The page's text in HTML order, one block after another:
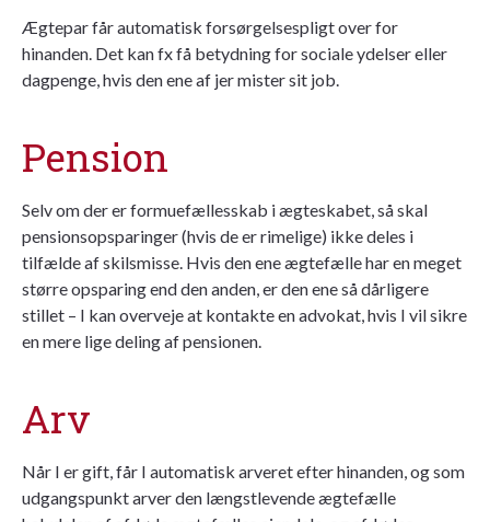
Ægtepar får automatisk forsørgelsespligt over for
hinanden. Det kan fx få betydning for sociale ydelser eller
dagpenge, hvis den ene af jer mister sit job.
Pension
Selv om der er formuefællesskab i ægteskabet, så skal
pensionsopsparinger (hvis de er rimelige) ikke deles i
tilfælde af skilsmisse. Hvis den ene ægtefælle har en meget
større opsparing end den anden, er den ene så dårligere
stillet – I kan overveje at kontakte en advokat, hvis I vil sikre
en mere lige deling af pensionen.
Arv
Når I er gift, får I automatisk arveret efter hinanden, og som
udgangspunkt arver den længstlevende ægtefælle